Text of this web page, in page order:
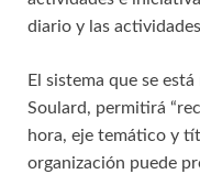
diario y las
El sistema que se
Soulard, permitirá
hora, eje temático y
organización puede